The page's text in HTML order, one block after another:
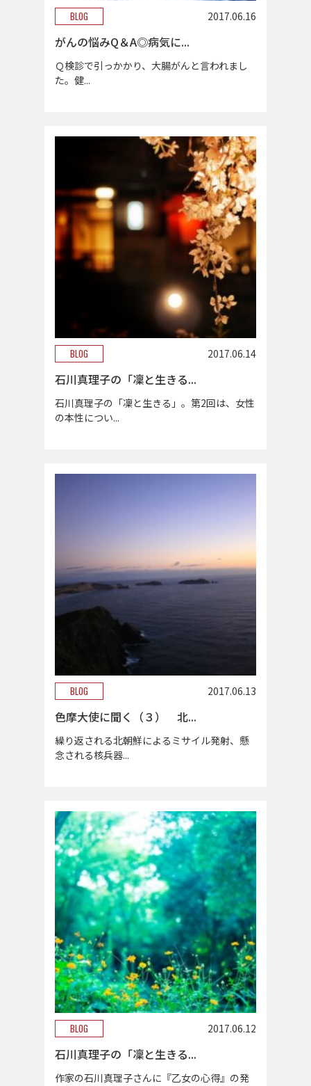
BLOG 2017.06.16
がんの悩みQ＆A◎病気に...
Ｑ検診で引っかかり、大腸がんと言われまし
た。健...
BLOG 2017.06.14
石川真理子の「凜と生きる...
石川真理子の「凜と生きる」。第2回は、女性
の本性につい...
BLOG 2017.06.13
色摩大使に聞く（３） 北...
繰り返される北朝鮮によるミサイル発射、懸
念される核兵器...
BLOG 2017.06.12
石川真理子の「凜と生きる...
作家の石川真理子さんに『乙女の心得』の発